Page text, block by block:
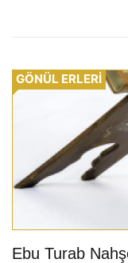
GÖNÜL ERLERİ
Ebu Turab